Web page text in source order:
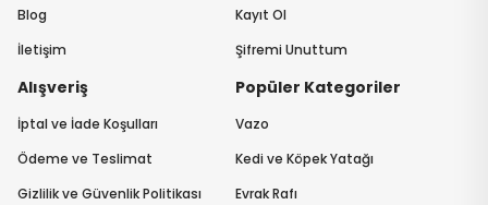
Blog
İletişim
Kayıt Ol
Şifremi Unuttum
Alışveriş
İptal ve İade Koşulları
Ödeme ve Teslimat
Gizlilik ve Güvenlik Politikası
Popüler Kategoriler
Vazo
Kedi ve Köpek Yatağı
Evrak Rafı